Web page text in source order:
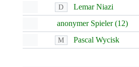
D Lemar Niazi
anonymer Spieler (12)
M Pascal Wycisk